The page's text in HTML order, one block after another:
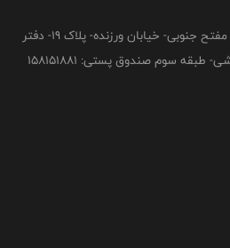
تهران- میدان هفت تیر- خیابان مفتح جنوبی- خیابان ورزنده- پلاک 19- دفتر
سوم صندوق پستی: 158151881